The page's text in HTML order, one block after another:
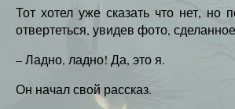
Тот хотел уже сказать что нет, но
отвертеться, увидев фото,
– Ладно, ладно! Да, это я.
Он начал свой рассказ.